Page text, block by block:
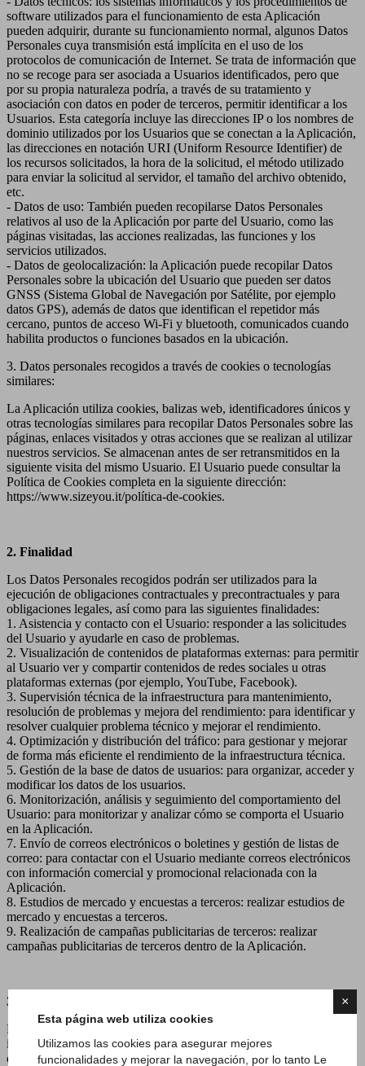
×
Esta página web utiliza cookies
Utilizamos las cookies para asegurar mejores
funcionalidades y mejorar la navegación, por lo tanto Le
software utilizados para el funcionamiento de esta Aplicación
pueden adquirir, durante su funcionamiento normal, algunos Datos
Personales cuya transmisión está implícita en el uso de los
protocolos de comunicación de Internet. Se trata de información que
no se recoge para ser asociada a Usuarios identificados, pero que
por su propia naturaleza podría, a través de su tratamiento y
asociación con datos en poder de terceros, permitir identificar a los
Usuarios. Esta categoría incluye las direcciones IP o los nombres de
dominio utilizados por los Usuarios que se conectan a la Aplicación,
las direcciones en notación URI (Uniform Resource Identifier) de
los recursos solicitados, la hora de la solicitud, el método utilizado
para enviar la solicitud al servidor, el tamaño del archivo obtenido,
etc.
- Datos de uso: También pueden recopilarse Datos Personales
relativos al uso de la Aplicación por parte del Usuario, como las
páginas visitadas, las acciones realizadas, las funciones y los
servicios utilizados.
- Datos de geolocalización: la Aplicación puede recopilar Datos
Personales sobre la ubicación del Usuario que pueden ser datos
GNSS (Sistema Global de Navegación por Satélite, por ejemplo
datos GPS), además de datos que identifican el repetidor más
cercano, puntos de acceso Wi-Fi y bluetooth, comunicados cuando
habilita productos o funciones basados en la ubicación.
3. Datos personales recogidos a través de cookies o tecnologías
similares:
La Aplicación utiliza cookies, balizas web, identificadores únicos y
otras tecnologías similares para recopilar Datos Personales sobre las
páginas, enlaces visitados y otras acciones que se realizan al utilizar
nuestros servicios. Se almacenan antes de ser retransmitidos en la
siguiente visita del mismo Usuario. El Usuario puede consultar la
Política de Cookies completa en la siguiente dirección:
https://www.sizeyou.it/política-de-cookies.
2. Finalidad
Los Datos Personales recogidos podrán ser utilizados para la
ejecución de obligaciones contractuales y precontractuales y para
obligaciones legales, así como para las siguientes finalidades:
1. Asistencia y contacto con el Usuario: responder a las solicitudes
del Usuario y ayudarle en caso de problemas.
2. Visualización de contenidos de plataformas externas: para permitir
al Usuario ver y compartir contenidos de redes sociales u otras
plataformas externas (por ejemplo, YouTube, Facebook).
3. Supervisión técnica de la infraestructura para mantenimiento,
resolución de problemas y mejora del rendimiento: para identificar y
resolver cualquier problema técnico y mejorar el rendimiento.
4. Optimización y distribución del tráfico: para gestionar y mejorar
de forma más eficiente el rendimiento de la infraestructura técnica.
5. Gestión de la base de datos de usuarios: para organizar, acceder y
modificar los datos de los usuarios.
6. Monitorización, análisis y seguimiento del comportamiento del
Usuario: para monitorizar y analizar cómo se comporta el Usuario
en la Aplicación.
7. Envío de correos electrónicos o boletines y gestión de listas de
correo: para contactar con el Usuario mediante correos electrónicos
con información comercial y promocional relacionada con la
Aplicación.
8. Estudios de mercado y encuestas a terceros: realizar estudios de
mercado y encuestas a terceros.
9. Realización de campañas publicitarias de terceros: realizar
campañas publicitarias de terceros dentro de la Aplicación.
3. Modalidades de tratamiento
El tratamiento de los Datos Personales se realiza mediante
instrumentos informáticos y/o telemáticos, con modalidades
organizativas y con lógicas estrictamente relacionadas con las